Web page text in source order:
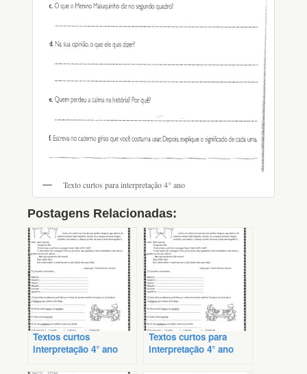
Texto curtos para interpretação 4° ano
Postagens Relacionadas:
Textos curtos
interpretação 4° ano
Textos curtos para
interpretação 4° ano